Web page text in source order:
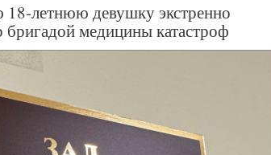
летнюю девушку экстренно
бригадой медицины катастроф